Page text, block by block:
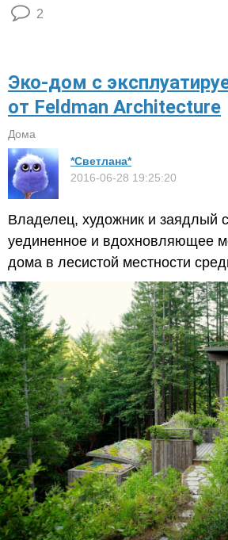
2
Эко-дом с
от Feldman Architecture​
Дома
*Светлана*
2016-06-28 19:25:20
Владелец, художник и заядлый
уединенное и вдохновляющее
дома в лесистой местности